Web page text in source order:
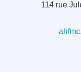
114 rue